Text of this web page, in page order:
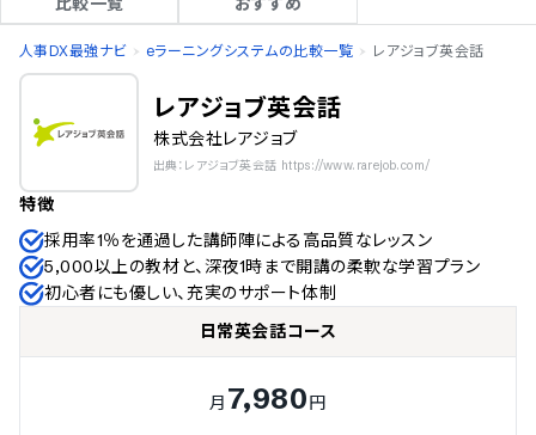
人事DX最強ナビ eラーニングシステムの比較一覧 レアジョブ英会話
レアジョブ英会話
株式会社レアジョブ
出典：レアジョブ英会話 https://www.rarejob.com/
特徴
採用率1％を通過した講師陣による高品質なレッスン
5,000以上の教材と、深夜1時まで開講の柔軟な学習プラン
初心者にも優しい、充実のサポート体制
日常英会話コース
月 7,980円